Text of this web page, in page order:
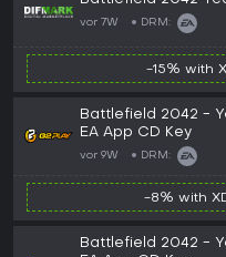
vor 7W DRM:
-15% with
Battlefield 2042 -
EA App CD Key
vor 9W DRM:
-8% with
Battlefield 2042 -